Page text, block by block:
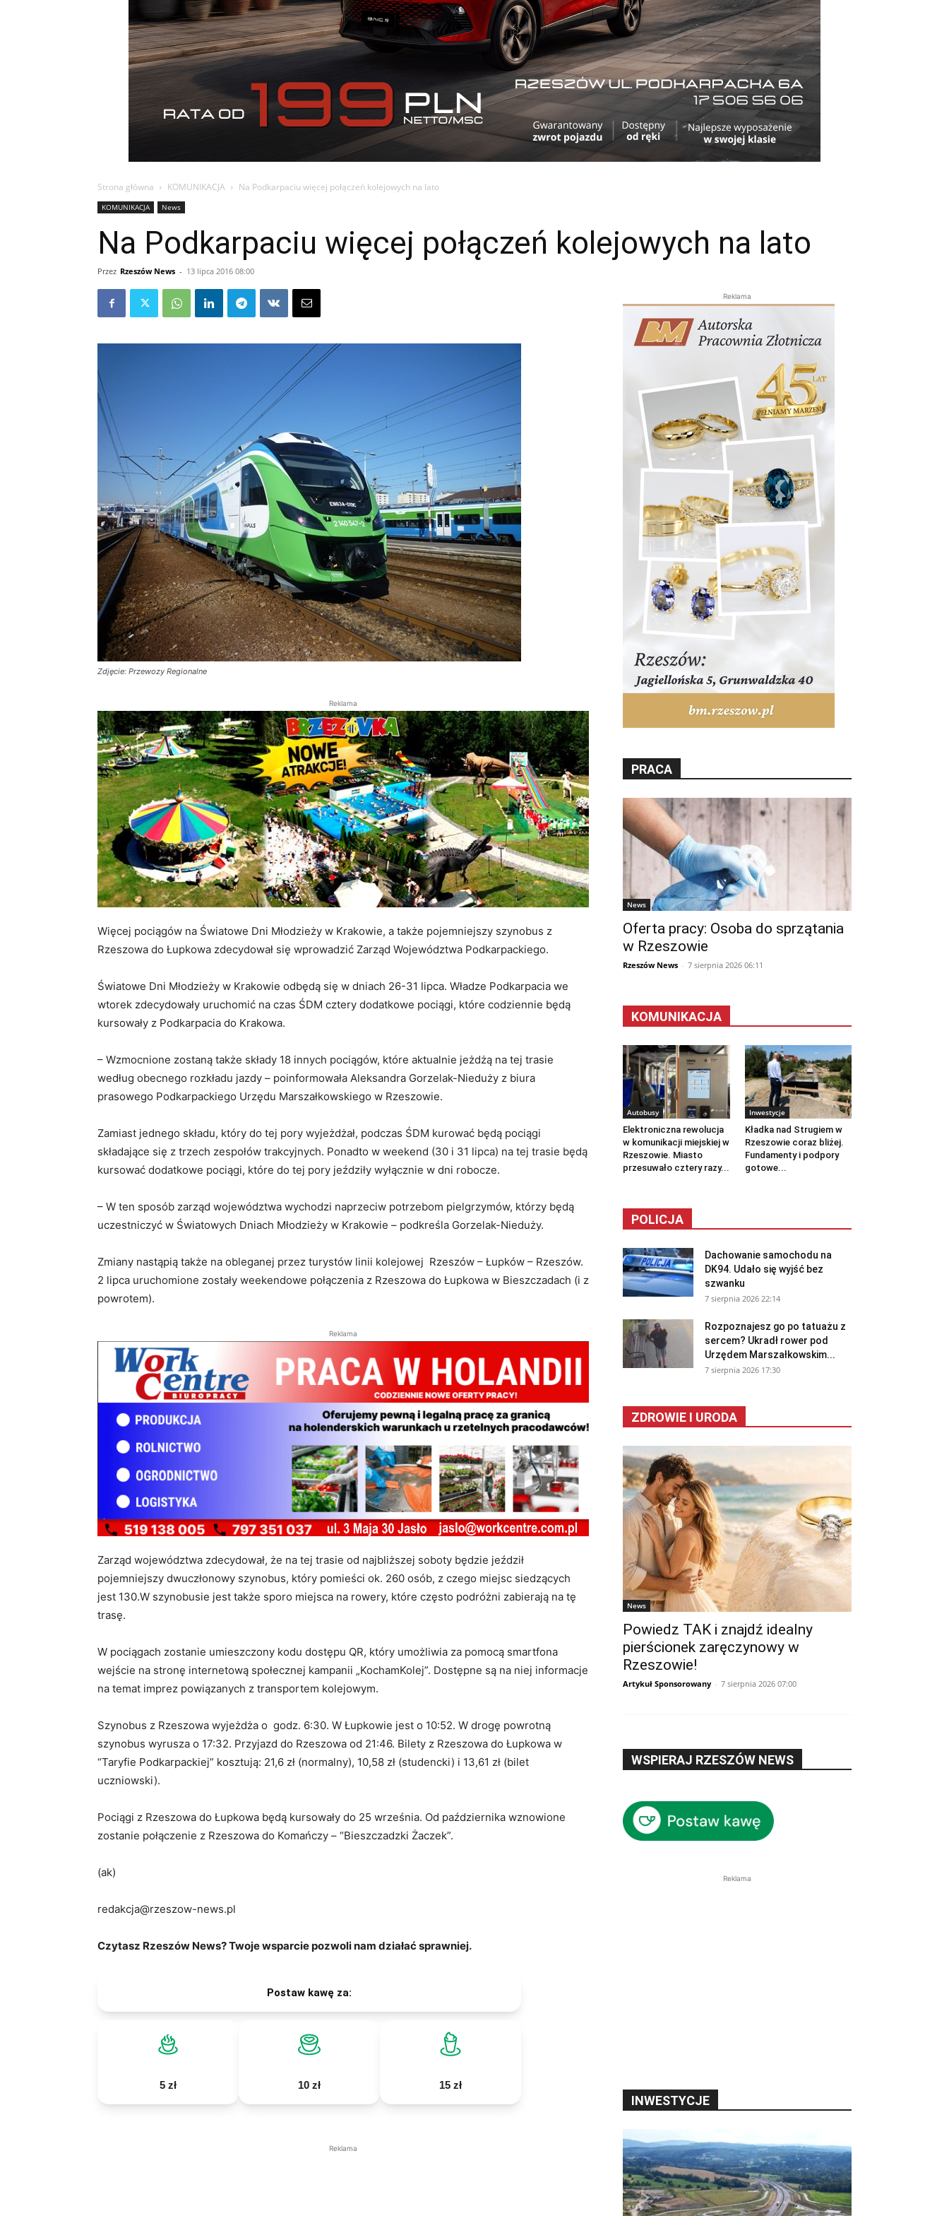
Strona główna KOMUNIKACJA Na Podkarpaciu więcej połączeń kolejowych na lato
KOMUNIKACJA News
Na Podkarpaciu więcej połączeń kolejowych na lato
Przez Rzeszów News - 13 lipca 2016 08:00
Zdjęcie: Przewozy Regionalne
Reklama
Więcej pociągów na Światowe Dni Młodzieży w Krakowie, a także pojemniejszy szynobus z
Rzeszowa do Łupkowa zdecydował się wprowadzić Zarząd Województwa Podkarpackiego.
Światowe Dni Młodzieży w Krakowie odbędą się w dniach 26-31 lipca. Władze Podkarpacia we
wtorek zdecydowały uruchomić na czas ŚDM cztery dodatkowe pociągi, które codziennie będą
kursowały z Podkarpacia do Krakowa.
– Wzmocnione zostaną także składy 18 innych pociągów, które aktualnie jeżdżą na tej trasie
według obecnego rozkładu jazdy – poinformowała Aleksandra Gorzelak-Nieduży z biura
prasowego Podkarpackiego Urzędu Marszałkowskiego w Rzeszowie.
Zamiast jednego składu, który do tej pory wyjeżdżał, podczas ŚDM kurować będą pociągi
składające się z trzech zespołów trakcyjnych. Ponadto w weekend (30 i 31 lipca) na tej trasie będą
kursować dodatkowe pociągi, które do tej pory jeździły wyłącznie w dni robocze.
– W ten sposób zarząd województwa wychodzi naprzeciw potrzebom pielgrzymów, którzy będą
uczestniczyć w Światowych Dniach Młodzieży w Krakowie – podkreśla Gorzelak-Nieduży.
Zmiany nastąpią także na obleganej przez turystów linii kolejowej Rzeszów – Łupków – Rzeszów.
2 lipca uruchomione zostały weekendowe połączenia z Rzeszowa do Łupkowa w Bieszczadach (i z
powrotem).
Reklama
Zarząd województwa zdecydował, że na tej trasie od najbliższej soboty będzie jeździł
pojemniejszy dwuczłonowy szynobus, który pomieści ok. 260 osób, z czego miejsc siedzących
jest 130.W szynobusie jest także sporo miejsca na rowery, które często podróżni zabierają na tę
trasę.
W pociągach zostanie umieszczony kodu dostępu QR, który umożliwia za pomocą smartfona
wejście na stronę internetową społecznej kampanii „KochamKolej”. Dostępne są na niej informacje
na temat imprez powiązanych z transportem kolejowym.
Szynobus z Rzeszowa wyjeżdża o godz. 6:30. W Łupkowie jest o 10:52. W drogę powrotną
szynobus wyrusza o 17:32. Przyjazd do Rzeszowa od 21:46. Bilety z Rzeszowa do Łupkowa w
“Taryfie Podkarpackiej” kosztują: 21,6 zł (normalny), 10,58 zł (studencki) i 13,61 zł (bilet
uczniowski).
Pociągi z Rzeszowa do Łupkowa będą kursowały do 25 września. Od października wznowione
zostanie połączenie z Rzeszowa do Komańczy – “Bieszczadzki Żaczek”.
(ak)
redakcja@rzeszow-news.pl
Czytasz Rzeszów News? Twoje wsparcie pozwoli nam działać sprawniej.
Postaw kawę za:
5 zł 10 zł 15 zł
Reklama
Reklama
PRACA
News
Oferta pracy: Osoba do sprzątania
w Rzeszowie
Rzeszów News - 7 sierpnia 2026 06:11
KOMUNIKACJA
Autobusy
Elektroniczna rewolucja
w komunikacji miejskiej w
Rzeszowie. Miasto
przesuwało cztery razy...
Inwestycje
Kładka nad Strugiem w
Rzeszowie coraz bliżej.
Fundamenty i podpory
gotowe...
POLICJA
Dachowanie samochodu na
DK94. Udało się wyjść bez
szwanku
7 sierpnia 2026 22:14
Rozpoznajesz go po tatuażu z
sercem? Ukradł rower pod
Urzędem Marszałkowskim...
7 sierpnia 2026 17:30
ZDROWIE I URODA
News
Powiedz TAK i znajdź idealny
pierścionek zaręczynowy w
Rzeszowie!
Artykuł Sponsorowany - 7 sierpnia 2026 07:00
WSPIERAJ RZESZÓW NEWS
Reklama
INWESTYCJE